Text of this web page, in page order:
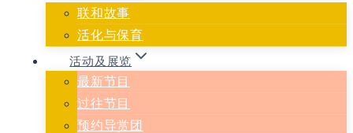
联和故事
活化与保育
活动及展览
最新节目
过往节目
预约导赏团